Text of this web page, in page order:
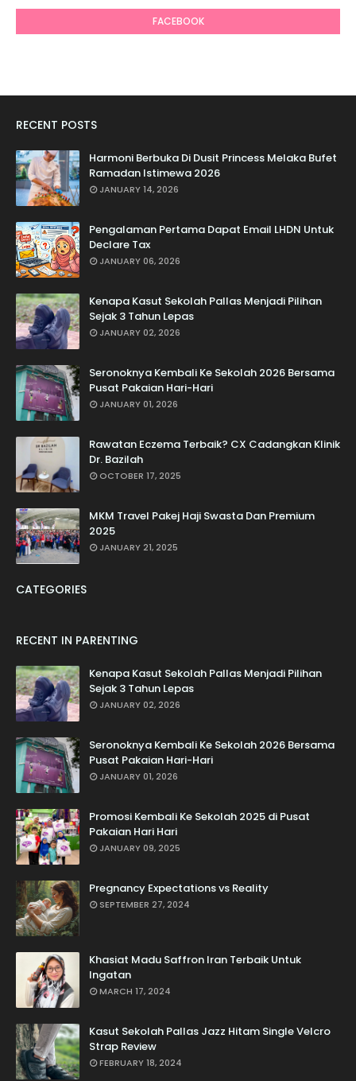
FACEBOOK
RECENT POSTS
Harmoni Berbuka Di Dusit Princess Melaka Bufet
Ramadan Istimewa 2026
JANUARY 14, 2026
Pengalaman Pertama Dapat Email LHDN Untuk
Declare Tax
JANUARY 06, 2026
Kenapa Kasut Sekolah Pallas Menjadi Pilihan
Sejak 3 Tahun Lepas
JANUARY 02, 2026
Seronoknya Kembali Ke Sekolah 2026 Bersama
Pusat Pakaian Hari-Hari
JANUARY 01, 2026
Rawatan Eczema Terbaik? CX Cadangkan Klinik
Dr. Bazilah
OCTOBER 17, 2025
MKM Travel Pakej Haji Swasta Dan Premium
2025
JANUARY 21, 2025
CATEGORIES
RECENT IN PARENTING
Kenapa Kasut Sekolah Pallas Menjadi Pilihan
Sejak 3 Tahun Lepas
JANUARY 02, 2026
Seronoknya Kembali Ke Sekolah 2026 Bersama
Pusat Pakaian Hari-Hari
JANUARY 01, 2026
Promosi Kembali Ke Sekolah 2025 di Pusat
Pakaian Hari Hari
JANUARY 09, 2025
Pregnancy Expectations vs Reality
SEPTEMBER 27, 2024
Khasiat Madu Saffron Iran Terbaik Untuk
Ingatan
MARCH 17, 2024
Kasut Sekolah Pallas Jazz Hitam Single Velcro
Strap Review
FEBRUARY 18, 2024